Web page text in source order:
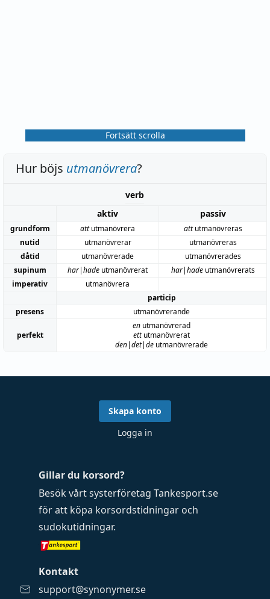
Fortsätt scrolla
Hur böjs utmanövrera?
verb
aktiv
passiv
grundform attutmanövrera attutmanövreras
nutid
utmanövrerar
utmanövreras
dåtid
utmanövrerade
utmanövrerades
supinum
har|hade utmanövrerat har|hadeutmanövrerats
imperativ
utmanövrera
particip
presens
utmanövrerande
perfekt
en utmanövrerad
ettutmanövrerat
den|det|de utmanövrerade
Gillar du korsord?
Besök vårt systerföretag Tankesport.se
för att köpa korsordstidningar och
sudokutidningar.
Kontakt
support@synonymer.se
Skapa konto
Logga in